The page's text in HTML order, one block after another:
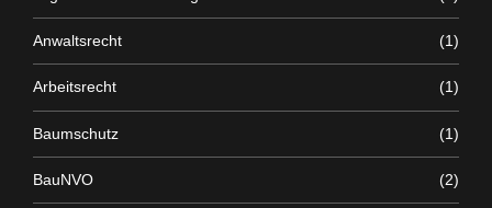
Anwaltsrecht (1)
Arbeitsrecht (1)
Baumschutz (1)
BauNVO (2)